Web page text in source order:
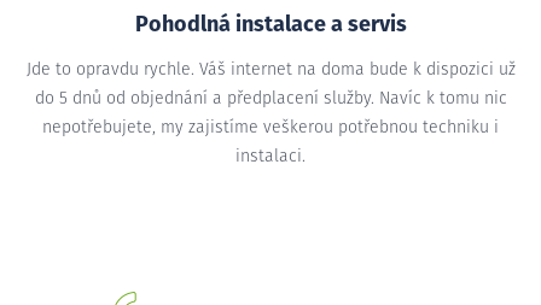
Pohodlná instalace a servis
Jde to opravdu rychle. Váš internet na doma bude k dispozici už
do 5 dnů od objednání a předplacení služby. Navíc k tomu nic
nepotřebujete, my zajistíme veškerou potřebnou techniku i
instalaci.